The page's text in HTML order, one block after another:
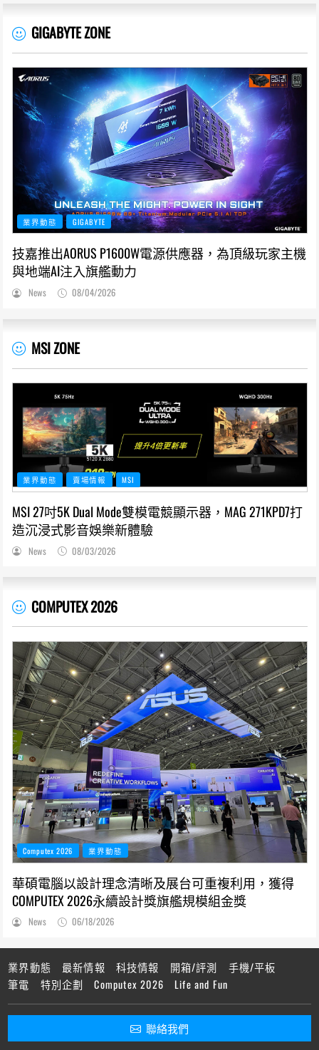
GIGABYTE ZONE
業界動態 GIGABYTE
技嘉推出AORUS P1600W電源供應器，為頂級玩家主機
與地端AI注入旗艦動力
News 08/04/2026
MSI ZONE
業界動態 賣場情報 MSI
MSI 27吋5K Dual Mode雙模電競顯示器，MAG 271KPD7打
造沉浸式影音娛樂新體驗
News 08/03/2026
COMPUTEX 2026
Computex 2026 業界動態
華碩電腦以設計理念清晰及展台可重複利用，獲得
COMPUTEX 2026永續設計獎旗艦規模組金獎
News 06/18/2026
業界動態 最新情報 科技情報 開箱/評測
手機/平板
筆電
特別企劃 Computex 2026 Life and Fun
聯絡我們